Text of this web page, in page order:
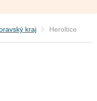
kraj Heroltice